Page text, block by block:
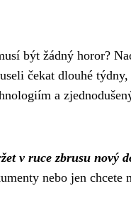
být žádný horor?
čekat dlouhé
a
v ruce zbrusu nový
nebo jen